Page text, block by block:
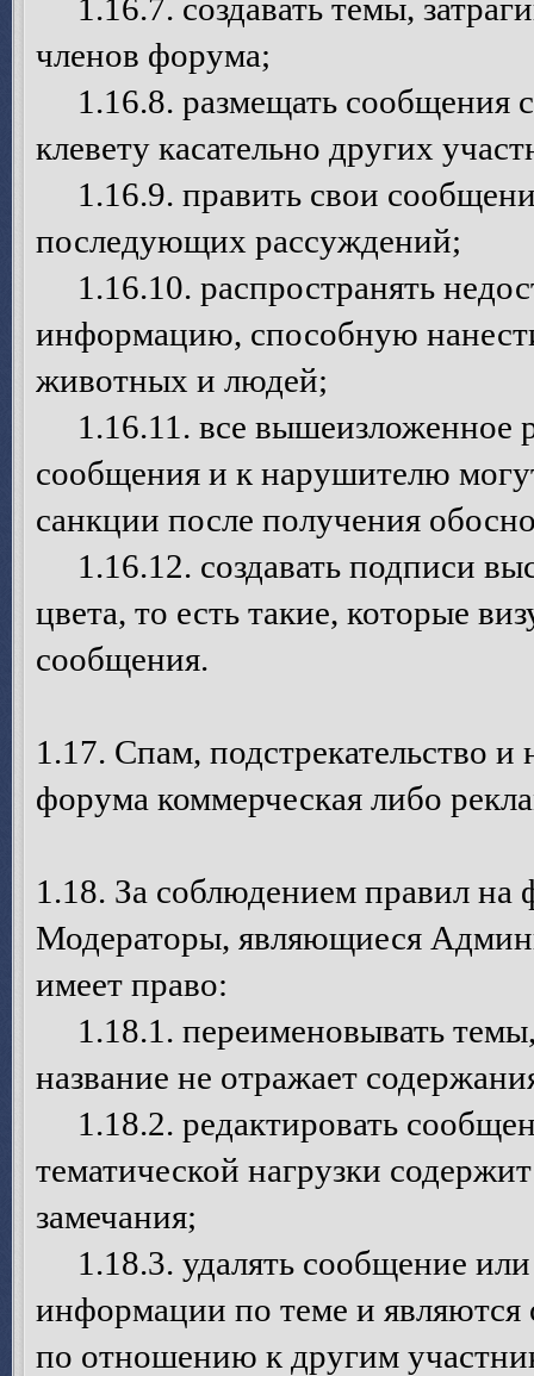
1.16.7. создавать темы,
членов форума;
1.16.8. размещать сообщения
клевету касательно других
1.16.9. править свои
последующих рассуждений;
1.16.10. распространять
информацию, способную
животных и людей;
1.16.11. все вышеизложенное
сообщения и к нарушителю
санкции после получения
1.16.12. создавать подписи
цвета, то есть такие, которые
сообщения.
1.17. Спам, подстрекательство
форума коммерческая либо
1.18. За соблюдением правил
Модераторы, являющиеся
имеет право:
1.18.1. переименовывать
название не отражает
1.18.2. редактировать
тематической нагрузки
замечания;
1.18.3. удалять сообщение
информации по теме и
по отношению к другим